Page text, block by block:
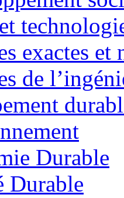
exactes et
de
Durable
Durable